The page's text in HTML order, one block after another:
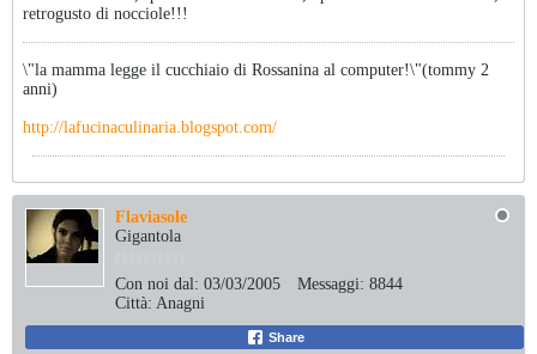
retrogusto di nocciole!!!
\"la mamma legge il cucchiaio di Rossanina al computer!\"(tommy 2
anni)
http://lafucinaculinaria.blogspot.com/
Flaviasole
Gigantola
Con noi dal: 03/03/2005 Messaggi: 8844
Città: Anagni
Share